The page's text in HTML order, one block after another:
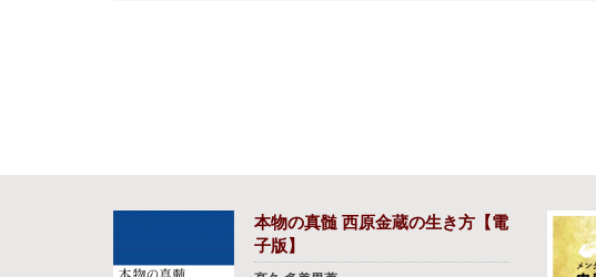
本物の真髄 西原金蔵の生き方【電
子版】